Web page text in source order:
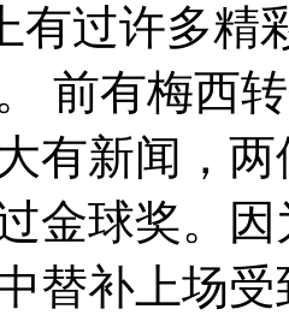
有过许多精
前有梅西
有新闻，
金球奖。
替补上场